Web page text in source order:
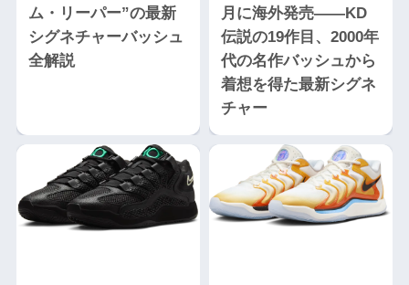
ム・リーパー”の最新
シグネチャーバッシュ
全解説
月に海外発売——KD
伝説の19作目、2000年
代の名作バッシュから
着想を得た最新シグネ
チャー